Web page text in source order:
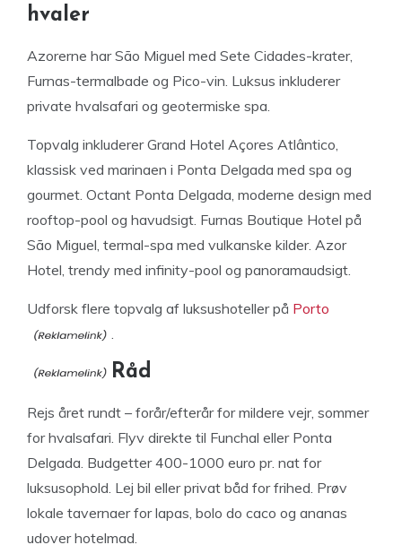
hvaler
Azorerne har São Miguel med Sete Cidades-krater,
Furnas-termalbade og Pico-vin. Luksus inkluderer
private hvalsafari og geotermiske spa.
Topvalg inkluderer Grand Hotel Açores Atlântico,
klassisk ved marinaen i Ponta Delgada med spa og
gourmet. Octant Ponta Delgada, moderne design med
rooftop-pool og havudsigt. Furnas Boutique Hotel på
São Miguel, termal-spa med vulkanske kilder. Azor
Hotel, trendy med infinity-pool og panoramaudsigt.
Udforsk flere topvalg af luksushoteller på Porto
Råd
Rejs året rundt – forår/efterår for mildere vejr, sommer
for hvalsafari. Flyv direkte til Funchal eller Ponta
Delgada. Budgetter 400-1000 euro pr. nat for
luksusophold. Lej bil eller privat båd for frihed. Prøv
lokale tavernaer for lapas, bolo do caco og ananas
udover hotelmad.